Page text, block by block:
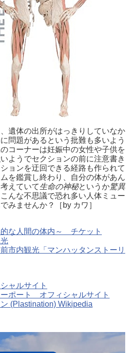
遺体の出所がはっきりしていなか
問題があるという批難も多いよう
コーナーは妊娠中の女性や子供を
ようでセクションの前に注意書き
ョンを迂回できる経路も作られて
を鑑賞し終わり、自分の体があん
えていて生命の神秘というか驚異
んな不思議で恐れ多い人体ミュー
みませんか？［by カワ］
な人間の体内～ チケット
市内観光「マンハッタンストーリ
ャルサイト
ポート オフィシャルサイト
(Plastination) Wikipedia